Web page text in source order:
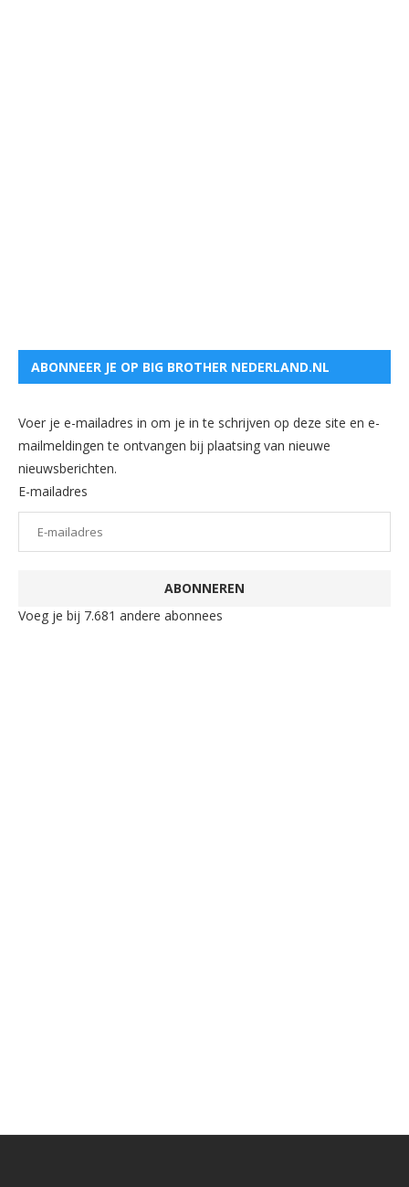
ABONNEER JE OP BIG BROTHER NEDERLAND.NL
Voer je e-mailadres in om je in te schrijven op deze site en e-
mailmeldingen te ontvangen bij plaatsing van nieuwe
nieuwsberichten.
E-mailadres
ABONNEREN
Voeg je bij 7.681 andere abonnees